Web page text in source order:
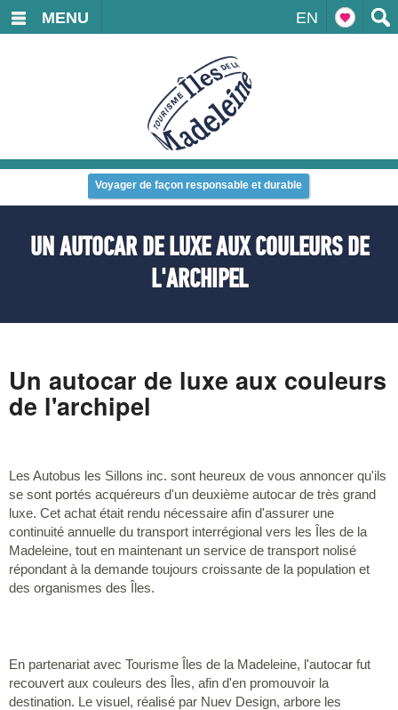
EN
MENU
Voyager de façon responsable et durable
UN AUTOCAR DE LUXE AUX COULEURS DE
L'ARCHIPEL
Un autocar de luxe aux couleurs
de l'archipel
Les Autobus les Sillons inc. sont heureux de vous annoncer qu'ils
se sont portés acquéreurs d'un deuxième autocar de très grand
luxe. Cet achat était rendu nécessaire afin d'assurer une
continuité annuelle du transport interrégional vers les Îles de la
Madeleine, tout en maintenant un service de transport nolisé
répondant à la demande toujours croissante de la population et
des organismes des Îles.
En partenariat avec Tourisme Îles de la Madeleine, l'autocar fut
recouvert aux couleurs des Îles, afin d'en promouvoir la
destination. Le visuel, réalisé par Nuev Design, arbore les